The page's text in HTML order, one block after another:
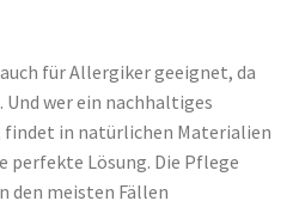
für Allergiker geeignet, da
wer ein nachhaltiges
in natürlichen Materialien
perfekte Lösung. Die Pflege
den meisten Fällen